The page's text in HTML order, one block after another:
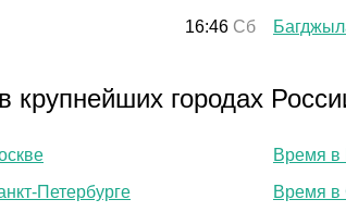
16:46 Сб
крупнейших городах
Петербурге
Время в
Время